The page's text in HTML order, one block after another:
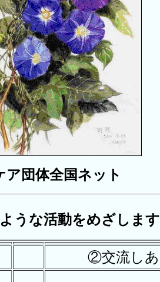
ア団体全国ネット
うな活動をめざします
②交流し